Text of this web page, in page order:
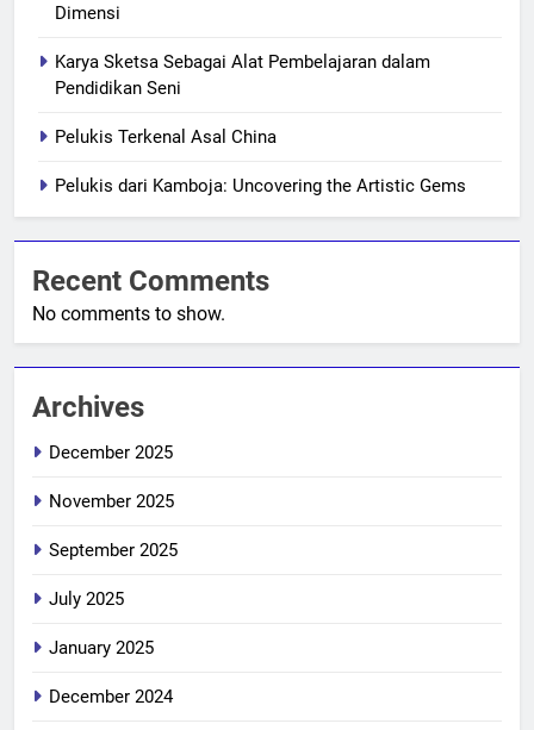
Dimensi
Karya Sketsa Sebagai Alat Pembelajaran dalam
Pendidikan Seni
Pelukis Terkenal Asal China
Pelukis dari Kamboja: Uncovering the Artistic Gems
Recent Comments
No comments to show.
Archives
December 2025
November 2025
September 2025
July 2025
January 2025
December 2024